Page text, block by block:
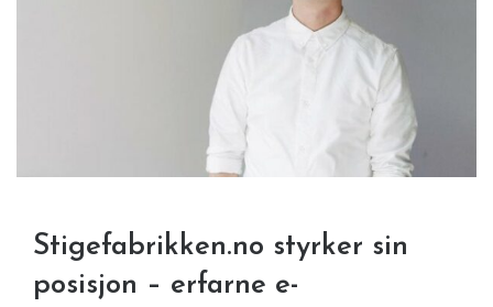
Stigefabrikken.no styrker sin
posisjon – erfarne e-